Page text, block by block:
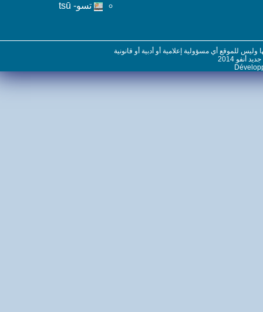
تسو- tsū
للموقع أي مسؤولية إعلامية أو أدبية أو قانونية
2014